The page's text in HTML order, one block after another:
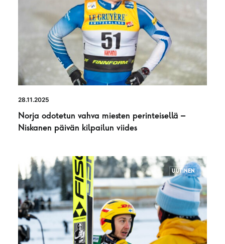
28.11.2025
Norja odotetun vahva miesten perinteisellä –
Niskanen päivän kilpailun viides
UUTINEN